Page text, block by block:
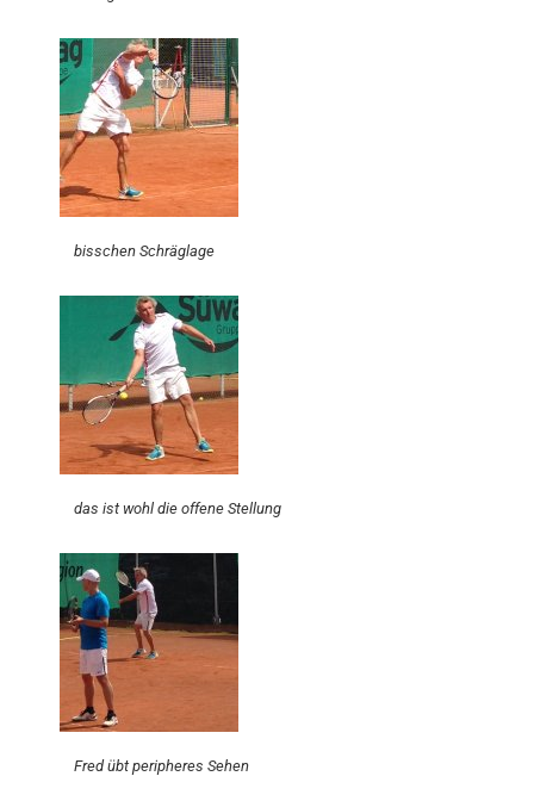
bisschen Schräglage
das ist wohl die offene Stellung
Fred übt peripheres Sehen